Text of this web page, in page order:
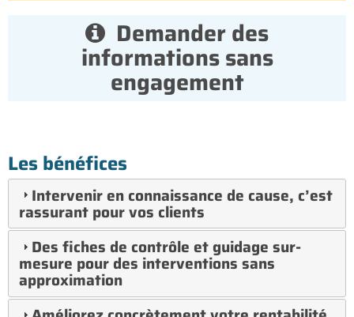
Demander des
informations sans
engagement
Les bénéfices
Intervenir en connaissance de cause, c’est
rassurant pour vos clients
Des fiches de contrôle et guidage sur-
mesure pour des interventions sans
approximation